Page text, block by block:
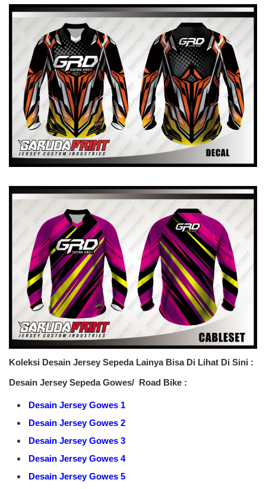
Koleksi Desain Jersey Sepeda Lainya Bisa Di Lihat Di Sini :
Desain Jersey Sepeda Gowes/ Road Bike :
Desain Jersey Gowes 1
Desain Jersey Gowes 2
Desain Jersey Gowes 3
Desain Jersey Gowes 4
Desain Jersey Gowes 5